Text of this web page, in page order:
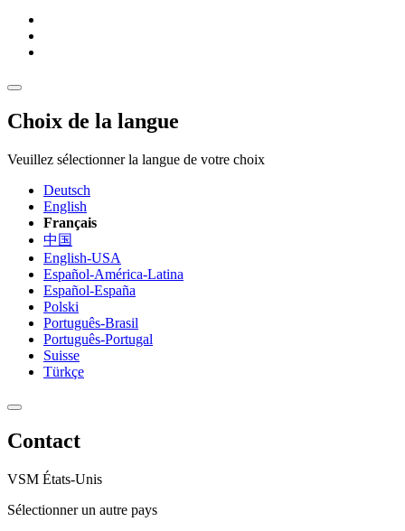
Choix de la langue
Veuillez sélectionner la langue de votre choix
Deutsch
English
Français
中国
English-USA
Español-América-Latina
Español-España
Polski
Português-Brasil
Português-Portugal
Suisse
Türkçe
Contact
VSM États-Unis
Sélectionner un autre pays